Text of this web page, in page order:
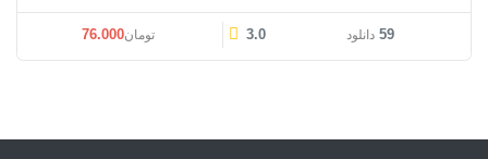
59 دانلود 3.0 قیمت اصلی: تومان76.000 بود.
تومان76.000قیمت فعلی: